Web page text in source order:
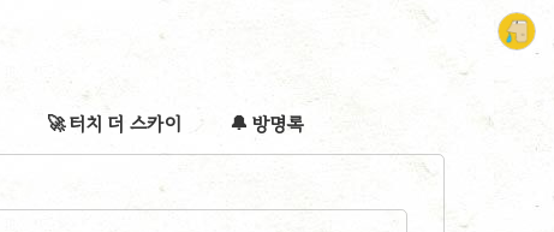
🚀 터치 더 스카이 🔔 방명록